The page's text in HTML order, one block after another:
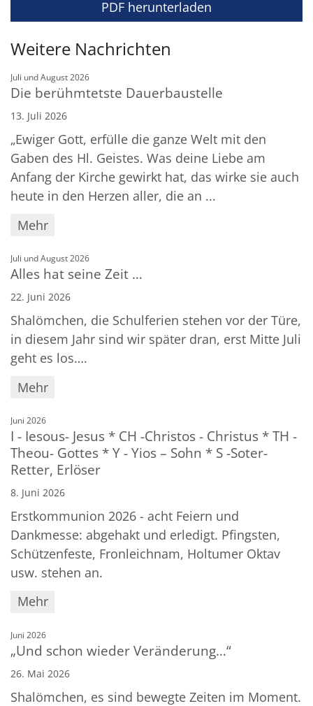
PDF herunterladen
Weitere Nachrichten
Juli und August 2026:
Die berühmtetste Dauerbaustelle
13. Juli 2026
„Ewiger Gott, erfülle die ganze Welt mit den
Gaben des Hl. Geistes. Was deine Liebe am
Anfang der Kirche gewirkt hat, das wirke sie auch
heute in den Herzen aller, die an ...
Mehr
Juli und August 2026:
Alles hat seine Zeit …
22. Juni 2026
Shalömchen, die Schulferien stehen vor der Türe,
in diesem Jahr sind wir später dran, erst Mitte Juli
geht es los….
Mehr
Juni 2026:
I - Iesous- Jesus * CH -Christos - Christus * TH -
Theou- Gottes * Y - Yios – Sohn * S -Soter-
Retter, Erlöser
8. Juni 2026
Erstkommunion 2026 - acht Feiern und
Dankmesse: abgehakt und erledigt. Pfingsten,
Schützenfeste, Fronleichnam, Holtumer Oktav
usw. stehen an.
Mehr
Juni 2026:
„Und schon wieder Veränderung…“
26. Mai 2026
Shalömchen, es sind bewegte Zeiten im Moment.